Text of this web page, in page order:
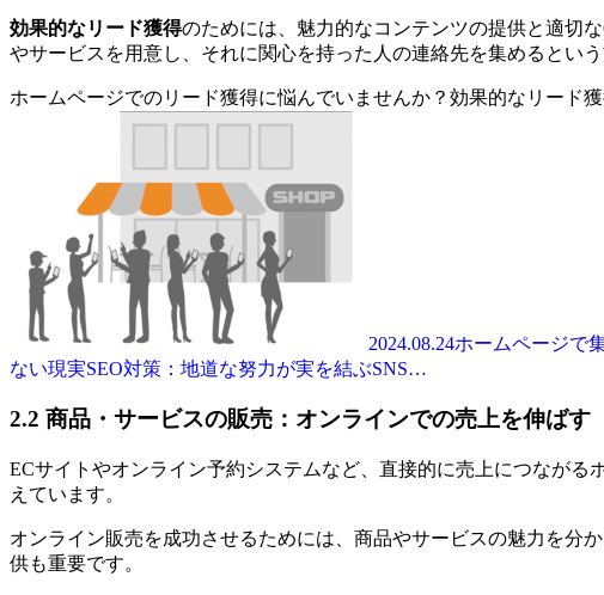
効果的なリード獲得のためには、魅力的なコンテンツの提供と適切
やサービスを用意し、それに関心を持った人の連絡先を集めるという
ホームページでのリード獲得に悩んでいませんか？効果的なリード
2024.08.24ホームページで
ない現実SEO対策：地道な努力が実を結ぶSNS…
2.2 商品・サービスの販売：オンラインでの売上を伸ばす
ECサイトやオンライン予約システムなど、 直接的に売上につながる
えています。
オンライン販売を成功させるためには、商品やサービスの魅力を分
供も重要です。